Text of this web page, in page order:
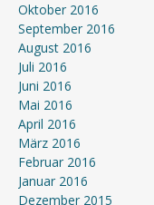
Oktober 2016
September 2016
August 2016
Juli 2016
Juni 2016
Mai 2016
April 2016
März 2016
Februar 2016
Januar 2016
Dezember 2015